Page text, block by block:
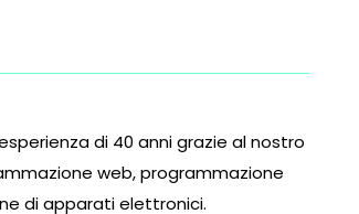
di 40 anni grazie al nostro
web, programmazione
di apparati elettronici.